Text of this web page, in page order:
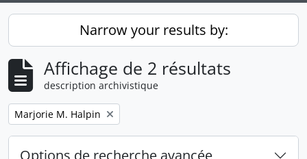
Narrow your results by:
Affichage de 2 résultats
description archivistique
Remove filter:
Marjorie M. Halpin
Options de recherche avancée